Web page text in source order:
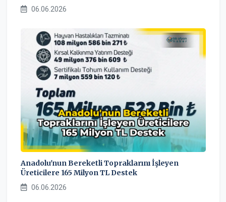
06.06.2026
Anadolu'nun Bereketli Topraklarını İşleyen
Üreticilere 165 Milyon TL Destek
06.06.2026